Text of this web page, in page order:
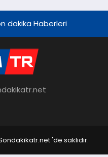
dakika Haberleri
'de saklıdır.